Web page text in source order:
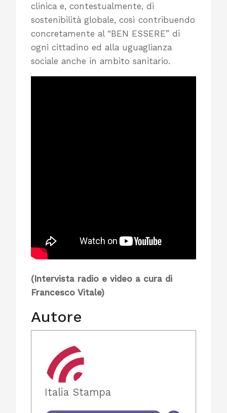
clinica e, contestualmente, di
sostenibilità globale, così contribuendo
concretamente al “BEN ESSERE” di
ogni cittadino ed alla uguaglianza
sociale anche in ambito sanitario.
(Intervista radio e video a cura di
Francesco Vitale)
Autore
Italia Stampa